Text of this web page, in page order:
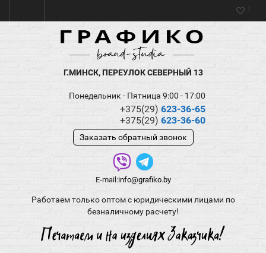
Г.МИНСК, ПЕРЕУЛОК СЕВЕРНЫЙ 13
Понедельник - Пятница 9:00 - 17:00
+375(29) 623-36-65
+375(29) 623-36-60
Заказать обратный звонок
E-mail:info@grafiko.by
Работаем только оптом с юридическими лицами по
безналичному расчету!